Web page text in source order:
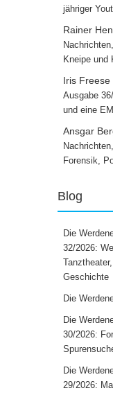
jähriger
Rainer
Kneipe und
Iris Freese
Ausgabe
und eine EM
Ansgar
Forensik,
Blog
Die
32/2026:
Geschichte
Die
Die
30/2026:
Die
29/2026: